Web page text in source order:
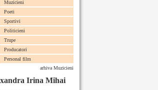
Muzicieni
Poeti
Sportivi
Politicieni
Trupe
Producatori
Personal film
arhiva Muzicieni
Irina Mihai